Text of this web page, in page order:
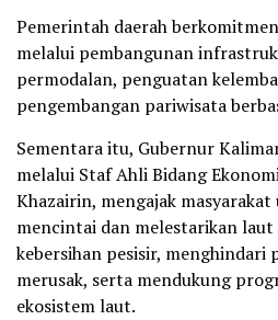
Pemerintah daerah
melalui pembangunan
permodalan, penguatan
pengembangan pariwisata
Sementara itu, Gubernur
melalui Staf Ahli Bidang
Khazairin, mengajak
mencintai dan melestarikan laut
kebersihan pesisir, menghindari
merusak, serta mendukung
ekosistem laut.